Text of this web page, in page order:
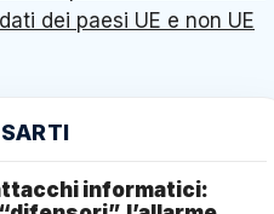
dei paesi UE e non UE
informatici: